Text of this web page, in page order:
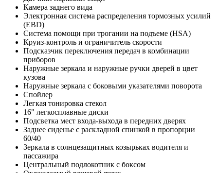
Камера заднего вида
Электронная система распределения тормозных усилий
(EBD)
Система помощи при трогании на подъеме (HSА)
Круиз-контроль и ограничитель скорости
Подсказчик переключения передач в комбинации
приборов
Наружные зеркала и наружные ручки дверей в цвет
кузова
Наружные зеркала с боковыми указателями поворота
Спойлер
Легкая тонировка стекол
16" легкосплавные диски
Подсветка мест входа-выхода в передних дверях
Заднее сиденье с раскладной спинкой в пропорции
60/40
Зеркала в солнцезащитных козырьках водителя и
пассажира
Центральный подлокотник с боксом